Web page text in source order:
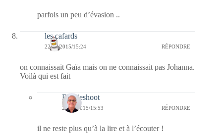
parfois un peu d’évasion ..
les cafards
22/01/2015/15:24 RÉPONDRE
on connaissait Gaïa mais on ne connaissait pas Johanna.
Voilà qui est fait
Bernieshoot
22/01/2015/15:53 RÉPONDRE
il ne reste plus qu’à la lire et à l’écouter !